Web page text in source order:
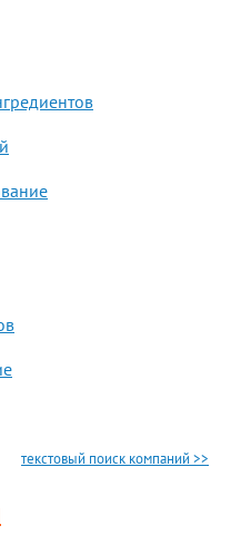
текстовый поиск компаний >>